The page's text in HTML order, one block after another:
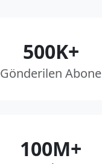
500K+
Gönderilen Abone
100M+